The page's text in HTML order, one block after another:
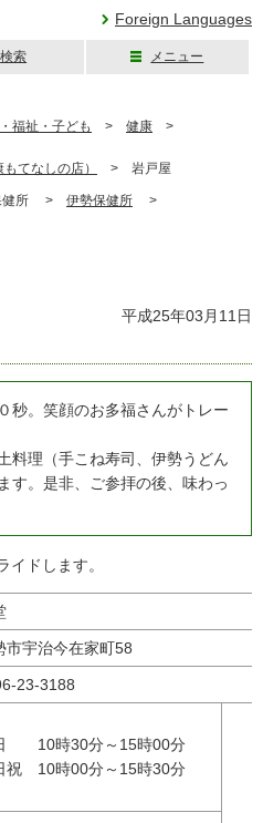
Foreign Languages
検索 メニュー
福祉・子ども > 健康 >
てなしの店）
> 岩戸屋
所 > 伊勢保健所 >
平成25年03月11日
秒。笑顔のお多福さんがトレー
料理（手こね寿司、伊勢うどん
す。是非、ご参拝の後、味わっ
ドします。
市宇治今在家町58
23-3188
10時30分～15時00分
祝 10時00分～15時30分